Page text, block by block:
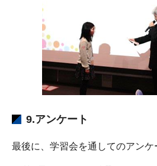
9.アンケート
最後に、学習会を通してのアンケ